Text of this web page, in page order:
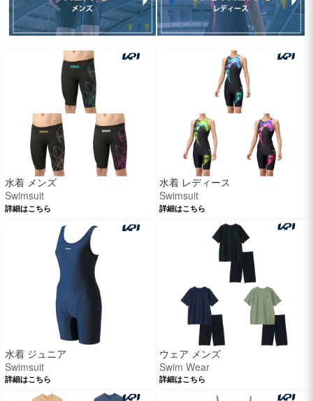
水着 メンズ
Swimsuit
詳細はこちら
水着 レディース
Swimsuit
詳細はこちら
水着 ジュニア
Swimsuit
詳細はこちら
ウェア メンズ
Swim Wear
詳細はこちら